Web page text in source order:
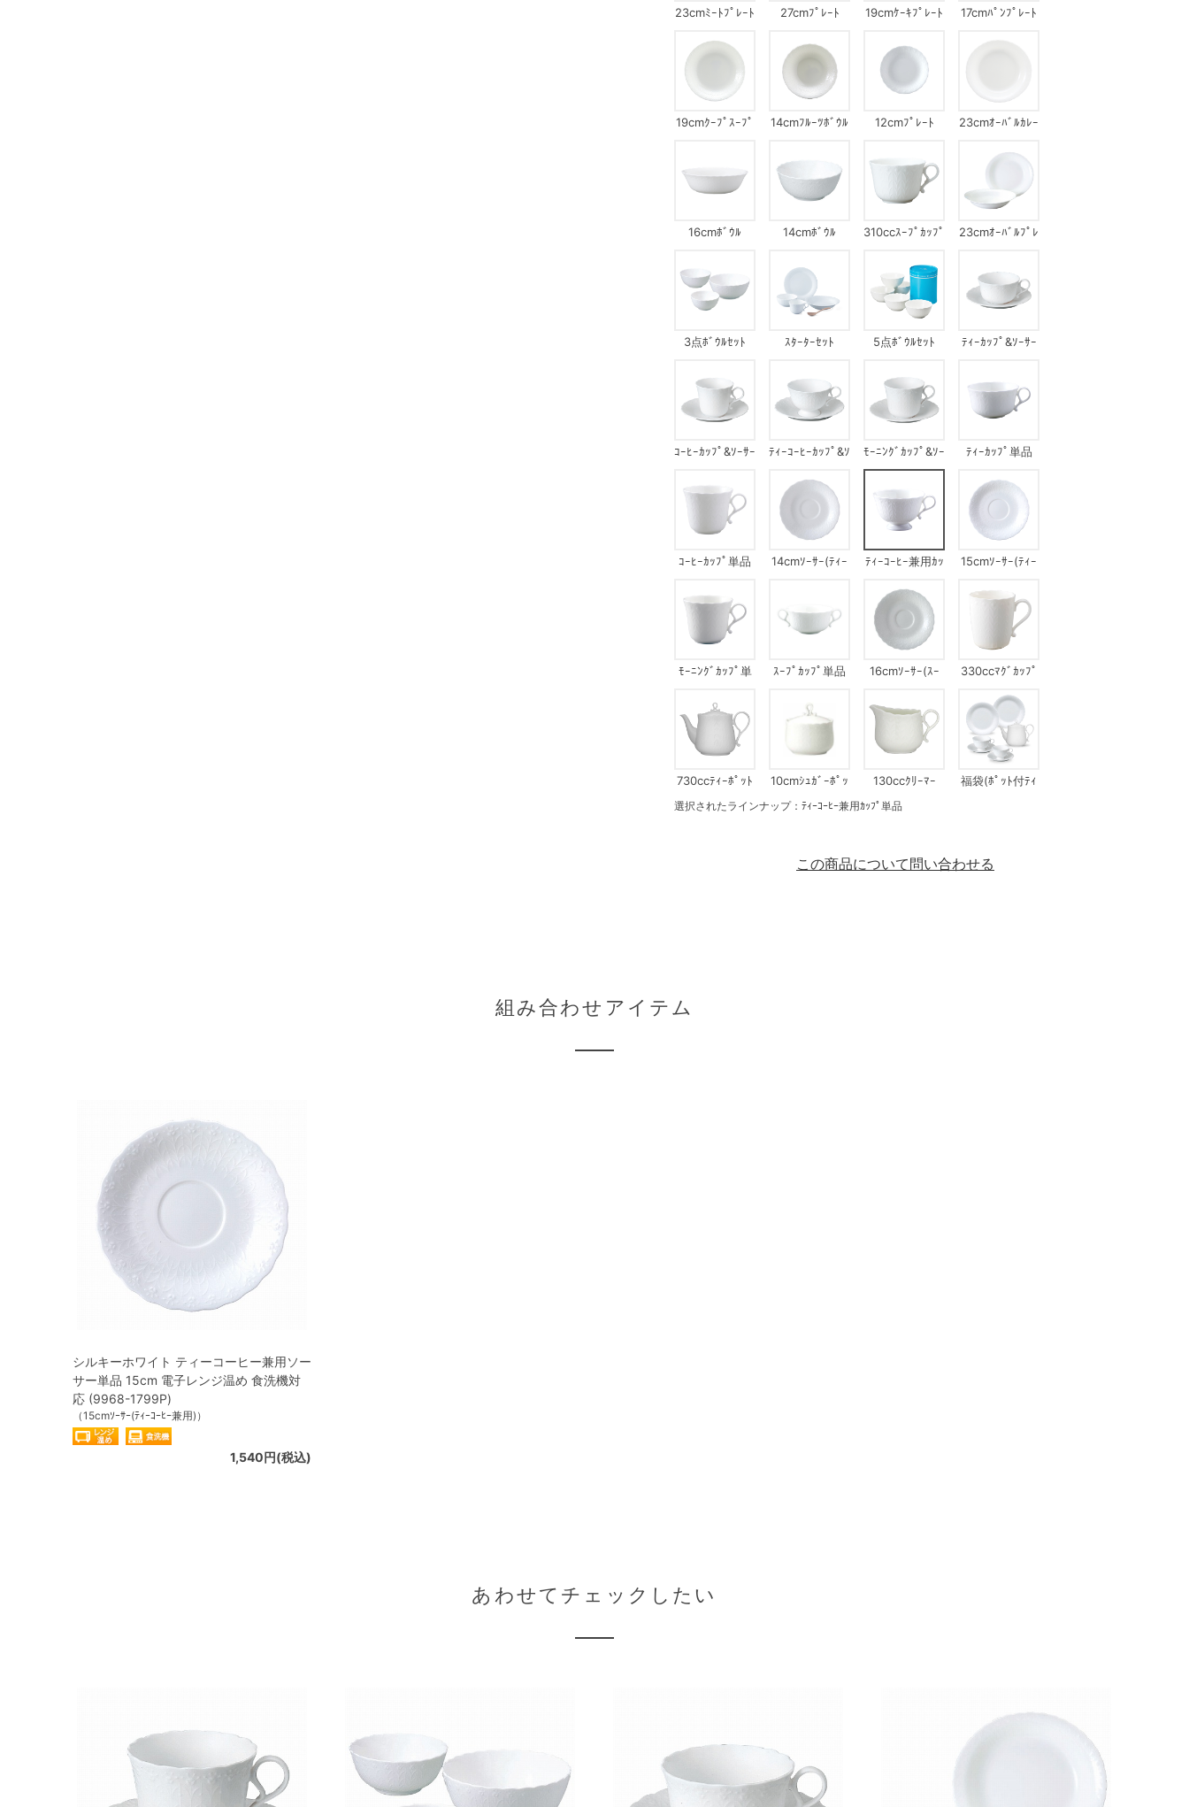
23cmﾐｰﾄﾌﾟﾚｰﾄ 27cmﾌﾟﾚｰﾄ 19cmｹｰｷﾌﾟﾚｰﾄ 17cmﾊﾟﾝﾌﾟﾚｰﾄ
19cmｸｰﾌﾟｽｰﾌﾟ
14cmﾌﾙｰﾂﾎﾞｳﾙ 12cmﾌﾟﾚｰﾄ
23cmｵｰﾊﾞﾙｶﾚｰ
16cmﾎﾞｳﾙ 14cmﾎﾞｳﾙ 310ccｽｰﾌﾟｶｯﾌﾟ
23cmｵｰﾊﾞﾙﾌﾟﾚ
3点ﾎﾞｳﾙｾｯﾄ ｽﾀｰﾀｰｾｯﾄ 5点ﾎﾞｳﾙｾｯﾄ ﾃｨｰｶｯﾌﾟ&ｿｰｻｰ
ｺｰﾋｰｶｯﾌﾟ&ｿｰｻｰ
ﾃｨｰｺｰﾋｰｶｯﾌﾟ&ｿ
ﾓｰﾆﾝｸﾞｶｯﾌﾟ&ｿｰ
ｻｰ
ﾃｨｰｶｯﾌﾟ単品
ｺｰﾋｰｶｯﾌﾟ単品
14cmｿｰｻｰ(ﾃｨｰ
ﾃｨｰｺｰﾋｰ兼用ｶｯ
15cmｿｰｻｰ(ﾃｨｰ
ﾓｰﾆﾝｸﾞｶｯﾌﾟ単
ｽｰﾌﾟｶｯﾌﾟ単品
16cmｿｰｻｰ(ｽｰ
330ccﾏｸﾞｶｯﾌﾟ
730ccﾃｨｰﾎﾟｯﾄ
10cmｼｭｶﾞｰﾎﾟｯ
130ccｸﾘｰﾏｰ
福袋(ﾎﾟｯﾄ付ﾃｨ
選択されたラインナップ：ﾃｨｰｺｰﾋｰ兼用ｶｯﾌﾟ単品
この商品について問い合わせる
組み合わせアイテム
シルキーホワイト ティーコーヒー兼用ソー
サー単品 15cm 電子レンジ温め 食洗機対
応 (9968-1799P)
（15cmｿｰｻｰ(ﾃｨｰｺｰﾋｰ兼用)）
1,540円(税込)
あわせてチェックしたい